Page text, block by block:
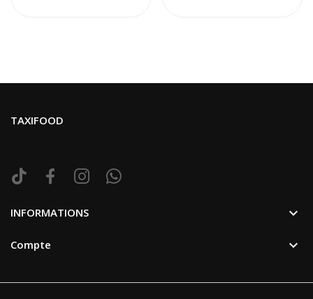
TAXIFOOD
INFORMATIONS 
Compte 